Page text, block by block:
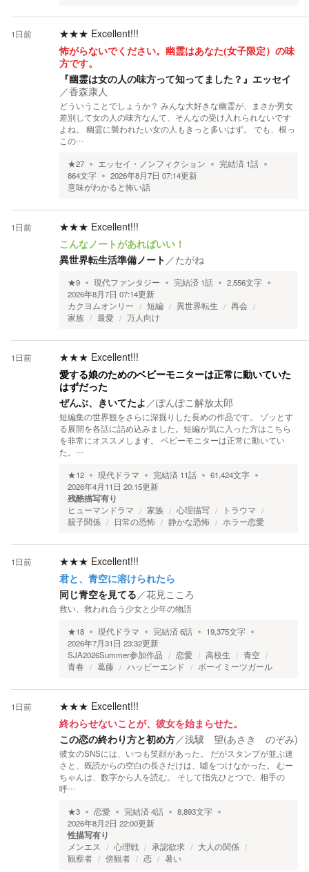
1日前 ★★★ Excellent!!!
怖がらないでください。幽霊はあなた(女子限定）の味
方です。
『幽霊は女の人の味方って知ってました？』エッセイ
／香森康人
どういうことでしょうか？ みんな大好きな幽霊が、まさか男女
差別して女の人の味方なんて、そんなの受け入れられないです
よね。 幽霊に襲われたい女の人もきっと多いはず。 でも、根っ
この…
★27 エッセイ・ノンフィクション 完結済 1話
864文字 2026年8月7日 07:14更新
意味がわかると怖い話
1日前 ★★★ Excellent!!!
こんなノートがあればいい！
異世界転生活準備ノート ／たがね
★9 現代ファンタジー 完結済 1話 2,556文字
2026年8月7日 07:14更新
カクヨムオンリー
短編 異世界転生
再会
家族
最愛 万人向け
1日前 ★★★ Excellent!!!
愛する娘のためのベビーモニターは正常に動いていた
はずだった
ぜんぶ、きいてたよ ／ぽんぽこ解放太郎
短編集の世界観をさらに深掘りした長めの作品です。 ゾッとす
る展開を各話に詰め込みました。短編が気に入った方はこちら
を非常にオススメします。 ベビーモニターは正常に動いてい
た。…
★12 現代ドラマ 完結済 11話 61,424文字
2026年4月11日 20:15更新
残酷描写有り
ヒューマンドラマ 家族 心理描写
トラウマ
親子関係
日常の恐怖 静かな恐怖 ホラー恋愛
1日前 ★★★ Excellent!!!
君と、青空に溶けられたら
同じ青空を見てる／花見こころ
救い、救われ合う少女と少年の物語
★18 現代ドラマ 完結済6話 19,375文字
2026年7月31日 23:32更新
SJA2026Summer参加作品
恋愛 高校生
青空
青春
葛藤 ハッピーエンド ボーイミーツガール
1日前 ★★★ Excellent!!!
終わらせないことが、彼女を始まらせた。
この恋の終わり方と初め方／浅驥 望(あさき のぞみ)
彼女のSNSには、いつも笑顔があった。 だがスタンプが並ぶ速
さと、既読からの空白の長さだけは、噓をつけなかった。 むー
ちゃんは、数字から人を読む。 そして指先ひとつで、相手の
呼…
★3 恋愛 完結済4話 8,893文字
2026年8月2日 22:00更新
性描写有り
メンエス 心理戦 承認欲求
大人の関係
観察者
傍観者 恋 暑い